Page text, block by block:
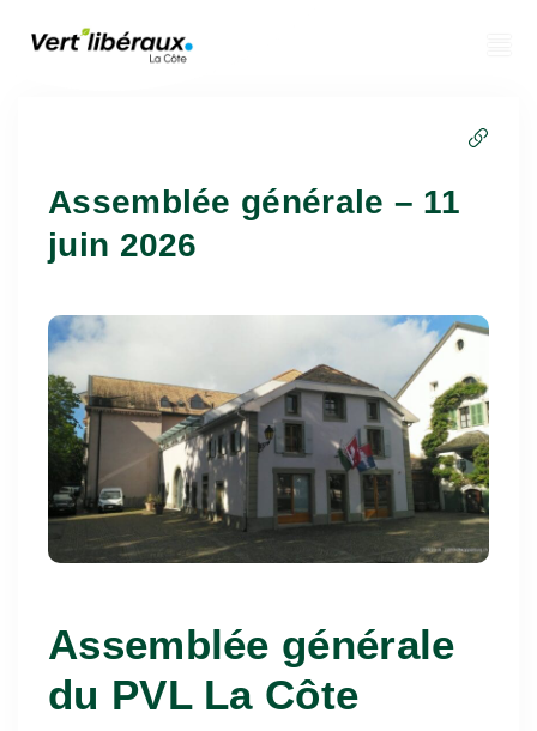
Assemblée générale – 11
juin 2026
Assemblée générale
du PVL La Côte